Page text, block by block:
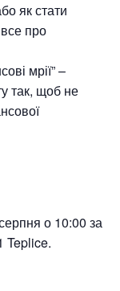
як стати
про
мрії” –
так, щоб не
о 10:00 за
Teplice.